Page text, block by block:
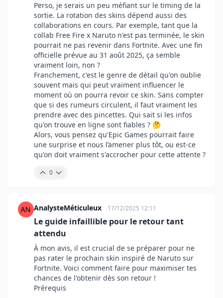
Perso, je serais un peu méfiant sur le timing de la
sortie. La rotation des skins dépend aussi des
collaborations en cours. Par exemple, tant que la
collab Free Fire x Naruto n'est pas terminée, le skin
pourrait ne pas revenir dans Fortnite. Avec une fin
officielle prévue au 31 août 2025, ça semble
vraiment loin, non ?
Franchement, c'est le genre de détail qu'on oublie
souvent mais qui peut vraiment influencer le
moment où on pourra revoir ce skin. Sans compter
que si des rumeurs circulent, il faut vraiment les
prendre avec des pincettes. Qui sait si les infos
qu'on trouve en ligne sont fiables ? 🤔
Alors, vous pensez qu'Epic Games pourrait faire
une surprise et nous l’amener plus tôt, ou est-ce
qu'on doit vraiment s'accrocher pour cette attente ?
0
AnalysteMéticuleux 17/12/2025 12:11
Le guide infaillible pour le retour tant
attendu
À mon avis, il est crucial de se préparer pour ne
pas rater le prochain skin inspiré de Naruto sur
Fortnite. Voici comment faire pour maximiser tes
chances de l'obtenir dès son retour !
Prérequis